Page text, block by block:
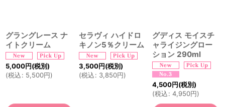
グラングレース ナ
イトクリーム
5,000円(税別)
(税込: 5,500円)
セラヴィ ハイドロ
キノン5％クリーム
3,500円(税別)
(税込: 3,850円)
グディス モイスチ
ャライジングロー
ション 290ml
4,500円(税別)
(税込: 4,950円)